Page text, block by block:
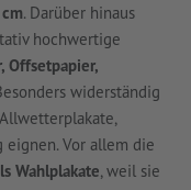
. Darüber hinaus
hochwertige
Offsetpapier,
widerständig
Vor allem die
Wahlplakate, weil sie